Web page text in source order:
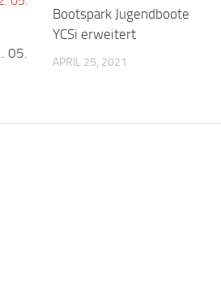
05.
Bootspark Jugendboote
YCSi erweitert
APRIL 25, 2021